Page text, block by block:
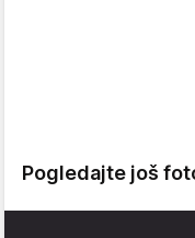
Pogledajte još